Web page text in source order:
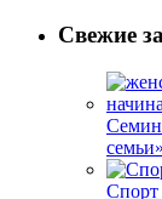
Свежие
семьи»
Спорт